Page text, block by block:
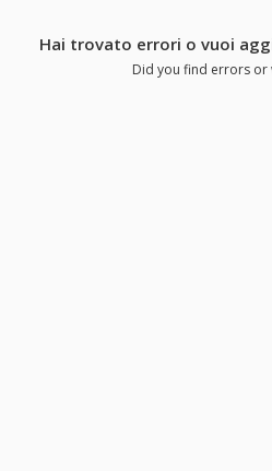
Hai trovato errori o vuoi
Did you find errors or